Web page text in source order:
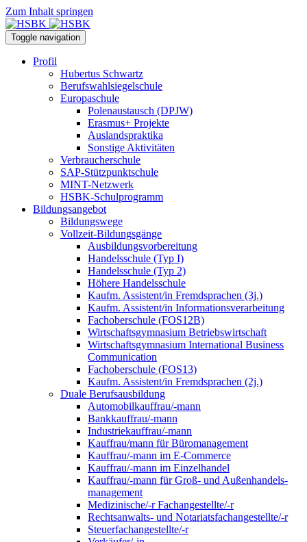
Zum Inhalt springen
Toggle navigation
Profil
Hubertus Schwartz
Berufswahlsiegelschule
Europaschule
Polenaustausch (DPJW)
Erasmus+ Projekte
Auslandspraktika
Sonstige Aktivitäten
Verbraucherschule
SAP-Stützpunktschule
MINT-Netzwerk
HSBK-Schulprogramm
Bildungsangebot
Bildungswege
Vollzeit-Bildungsgänge
Ausbildungsvorbereitung
Handelsschule (Typ I)
Handelsschule (Typ 2)
Höhere Handelsschule
Kaufm. Assistent/in­ Fremdsprachen (3j.)
Kaufm. Assistent/in Informationsverarbeitung
Fachoberschule (FOS12B)
Wirtschaftsgymnasium Betriebswirtschaft
Wirtschaftsgymnasium International Business
Communication
Fachoberschule (FOS13)
Kaufm. Assistent/in Fremdsprachen (2j.)
Duale Berufsausbildung
Automobilkauffrau/-mann
Bankkauffrau/-mann
Industriekauffrau/-mann
Kauffrau/mann für Büromanagement
Kauffrau/-mann im E-Commerce
Kauffrau/-mann im Einzelhandel
Kauffrau/-mann für Groß- und Außen­handels­
manage­ment
Medizinische/-r Fachangestellte/-r
Rechtsanwalts- und Notariatsfachangestellte/-r
Steuerfachangestellte/-r